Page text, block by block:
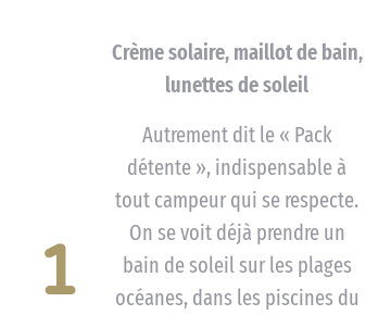
1
Crème solaire, maillot de bain,
lunettes de soleil
Autrement dit le « Pack
détente », indispensable à
tout campeur qui se respecte.
On se voit déjà prendre un
bain de soleil sur les plages
océanes, dans les piscines du